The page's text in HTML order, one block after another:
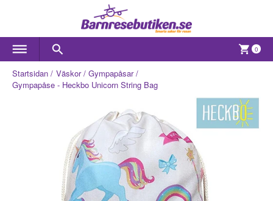
0
Startsidan Väskor
Gympapåsar
Gympapåse - Heckbo Unicorn String Bag